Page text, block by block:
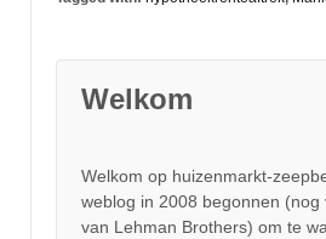
Welkom
Welkom op huizenmarkt-
weblog in 2008 begonnen (nog
van Lehman Brothers) om te